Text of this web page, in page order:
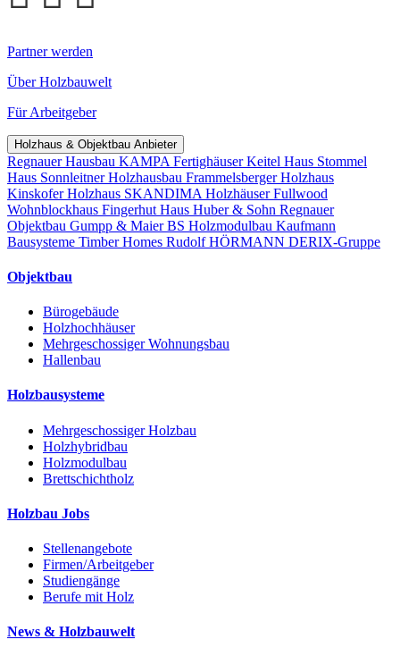
Partner werden
Über Holzbauwelt
Für Arbeitgeber
Holzhaus & Objektbau Anbieter
Regnauer Hausbau KAMPA FertighäuserKeitel Haus Stommel
Haus Sonnleitner Holzhausbau Frammelsberger Holzhaus
Kinskofer Holzhaus SKANDIMA HolzhäuserFullwood
Wohnblockhaus Fingerhut Haus Huber & Sohn Regnauer
Objektbau Gumpp & MaierBS Holzmodulbau Kaufmann
Bausysteme Timber Homes Rudolf HÖRMANN DERIX-Gruppe
Objektbau
Bürogebäude
Holzhochhäuser
Mehrgeschossiger Wohnungsbau
Hallenbau
Holzbausysteme
Mehrgeschossiger Holzbau
Holzhybridbau
Holzmodulbau
Brettschichtholz
Holzbau Jobs
Stellenangebote
Firmen/Arbeitgeber
Studiengänge
Berufe mit Holz
News & Holzbauwelt